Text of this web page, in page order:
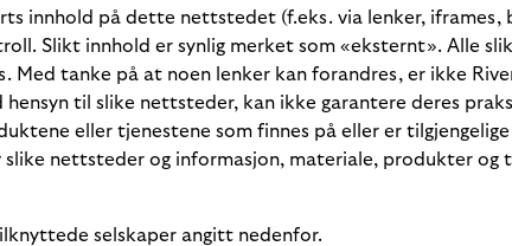
innhold på dette nettstedet (f.eks. via lenker,
Slikt innhold er synlig merket som «eksternt». Alle
Med tanke på at noen lenker kan forandres, er ikke
til slike nettsteder, kan ikke garantere deres
eller tjenestene som finnes på eller er
nettsteder og informasjon, materiale, produkter
selskaper angitt nedenfor.